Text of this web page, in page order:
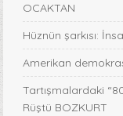
OCAKTAN
Hüznün şarkısı:
Amerikan
Tartışmalardaki
Rüştü BOZKURT